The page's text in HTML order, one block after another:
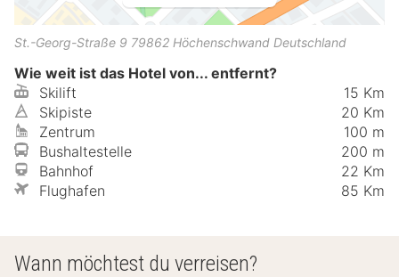
St.-Georg-Straße 9 79862 Höchenschwand Deutschland
Wie weit ist das Hotel von... entfernt?
Skilift
15 Km
Skipiste
20 Km
Zentrum
100 m
Bushaltestelle
200 m
Bahnhof
22 Km
Flughafen
85 Km
Wann möchtest du verreisen?